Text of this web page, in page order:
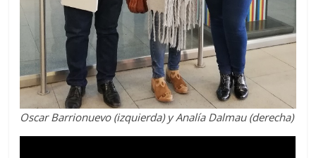
Oscar Barrionuevo (izquierda) y Analía Dalmau (derecha)